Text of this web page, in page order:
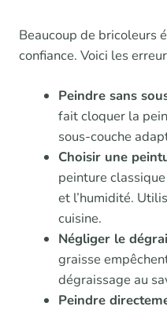
Beaucoup de bricoleurs
confiance. Voici les
Peindre sans
fait cloquer la
sous-couche
Choisir une
peinture
et l’humidité.
cuisine.
Négliger le
graisse
dégraissage au
Peindre